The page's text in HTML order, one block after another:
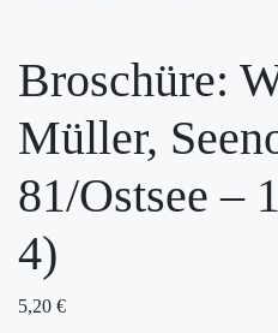
Broschüre:
Müller,
81/Ostsee –
4)
5,20 €